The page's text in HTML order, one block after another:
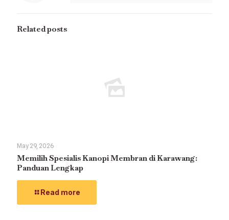
Related posts
May 29, 2026
Memilih Spesialis Kanopi Membran di Karawang:
Panduan Lengkap
Read more